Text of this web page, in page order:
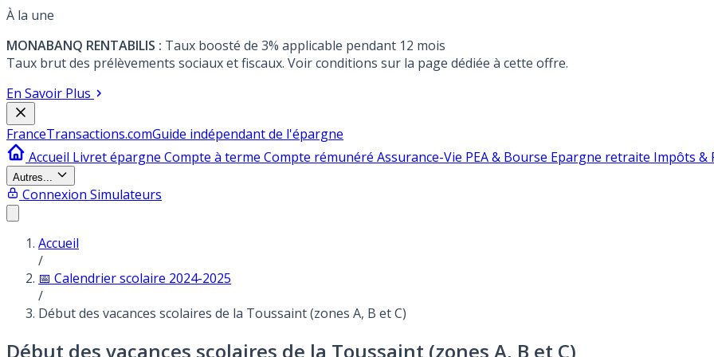
À la une
MONABANQ RENTABILIS : Taux boosté de 3% applicable pendant 12 mois
Taux brut des prélèvements sociaux et fiscaux. Voir conditions sur la page dédiée à cette offre.
En Savoir Plus
FranceTransactions.comGuide indépendant de l'épargne
Accueil Livret épargne Compte à terme Compte rémunéré Assurance-Vie PEA & Bourse Epargne retraite Impôts &
Autres...
Connexion Simulateurs
Accueil
/
📅 Calendrier scolaire 2024-2025
/
Début des vacances scolaires de la Toussaint (zones A, B et C)
Début des vacances scolaires de la Toussaint (zones A, B et C)